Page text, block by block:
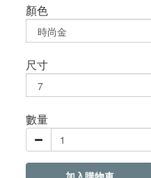
顏色
尺寸
數量